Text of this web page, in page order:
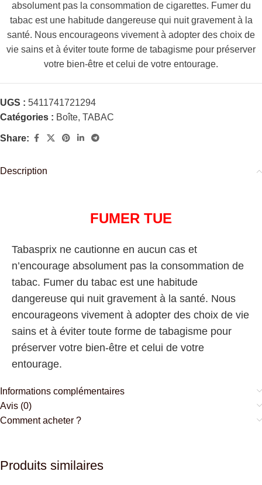
absolument pas la consommation de cigarettes. Fumer du
tabac est une habitude dangereuse qui nuit gravement à la
santé. Nous encourageons vivement à adopter des choix de
vie sains et à éviter toute forme de tabagisme pour préserver
votre bien-être et celui de votre entourage.
UGS : 5411741721294
Catégories : Boîte, TABAC
Share:
Description
FUMER TUE
Tabasprix ne cautionne en aucun cas et
n’encourage absolument pas la consommation de
tabac. Fumer du tabac est une habitude
dangereuse qui nuit gravement à la santé. Nous
encourageons vivement à adopter des choix de vie
sains et à éviter toute forme de tabagisme pour
préserver votre bien-être et celui de votre
entourage.
Informations complémentaires
Avis (0)
Comment acheter ?
Produits similaires